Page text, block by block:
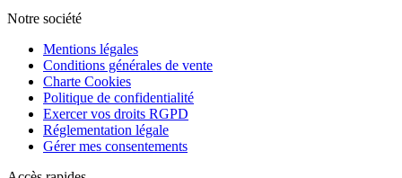
Notre société
Mentions légales
Conditions générales de vente
Charte Cookies
Politique de confidentialité
Exercer vos droits RGPD
Réglementation légale
Gérer mes consentements